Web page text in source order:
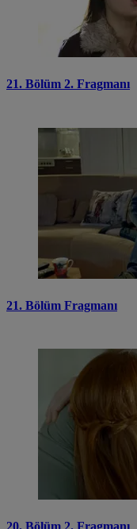
21. Bölüm 2. Fragmanı
21. Bölüm Fragmanı